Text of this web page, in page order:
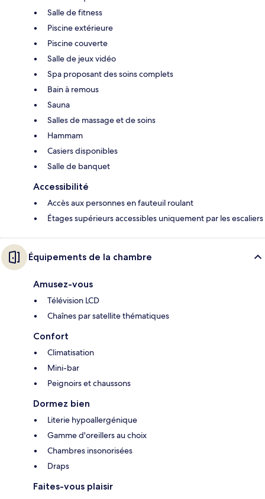
Salle de fitness
Piscine extérieure
Piscine couverte
Salle de jeux vidéo
Spa proposant des soins complets
Bain à remous
Sauna
Salles de massage et de soins
Hammam
Casiers disponibles
Salle de banquet
Accessibilité
Accès aux personnes en fauteuil roulant
Étages supérieurs accessibles uniquement par les escaliers
Équipements de la chambre
Amusez-vous
Télévision LCD
Chaînes par satellite thématiques
Confort
Climatisation
Mini-bar
Peignoirs et chaussons
Dormez bien
Literie hypoallergénique
Gamme d'oreillers au choix
Chambres insonorisées
Draps
Faites-vous plaisir